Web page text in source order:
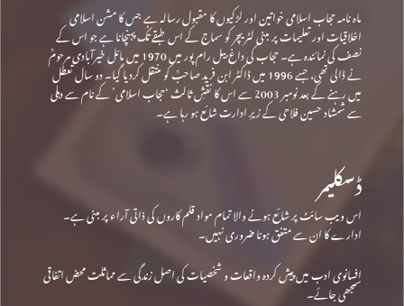
ماہ نامہ حجاب اسلامی خواتین اور لڑکیوں کا مقبول رسالہ ہے جس کا مشن اسلامی
اخلاقیات اور تعلیمات پر مبنی لٹریچر کو سماج کے اس طبقے تک پہنچانا ہے جو اس کے
نصف کی نمائندہ ہے۔ حجاب کی داغ بیل رام پور میں 1970 میں مائل خیرآبادی مرحومؒ
نے ڈالی تھی، جسے 1996 میں ڈاکٹر ابن فرید صاحبؒ کو منتقل کردیا گیا۔ دو سال تعطل
میں رہنے کے بعد نومبر 2003 سے اس کا نقشِ ثالث ‘حجاب اسلامی’ کے نام سے دہلی
سے شمشاد حسین فلاحی کے زیرِ ادارت شائع ہو رہا ہے۔
ڈسکلیمر
اس ویب سائٹ پر شائع ہونے والا تمام مواد قلم کاروں کی ذاتی آراء پر مبنی ہے۔
ادارے کا ان سے متفق ہونا ضروری نہیں۔
افسانوی ادب میں پیش کردہ واقعات و شخصیات کی اصل زندگی سے مماثلت محض اتفاقی
سمجھی جائے۔